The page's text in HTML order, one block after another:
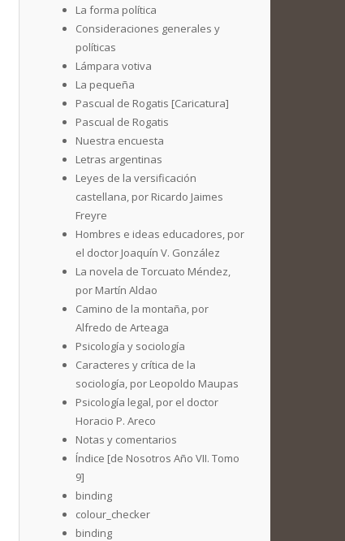
La forma política
Consideraciones generales y
políticas
Lámpara votiva
La pequeña
Pascual de Rogatis [Caricatura]
Pascual de Rogatis
Nuestra encuesta
Letras argentinas
Leyes de la versificación
castellana, por Ricardo Jaimes
Freyre
Hombres e ideas educadores, por
el doctor Joaquín V. González
La novela de Torcuato Méndez,
por Martín Aldao
Camino de la montaña, por
Alfredo de Arteaga
Psicología y sociología
Caracteres y crítica de la
sociología, por Leopoldo Maupas
Psicología legal, por el doctor
Horacio P. Areco
Notas y comentarios
Índice [de Nosotros Año VII. Tomo
9]
binding
colour_checker
binding